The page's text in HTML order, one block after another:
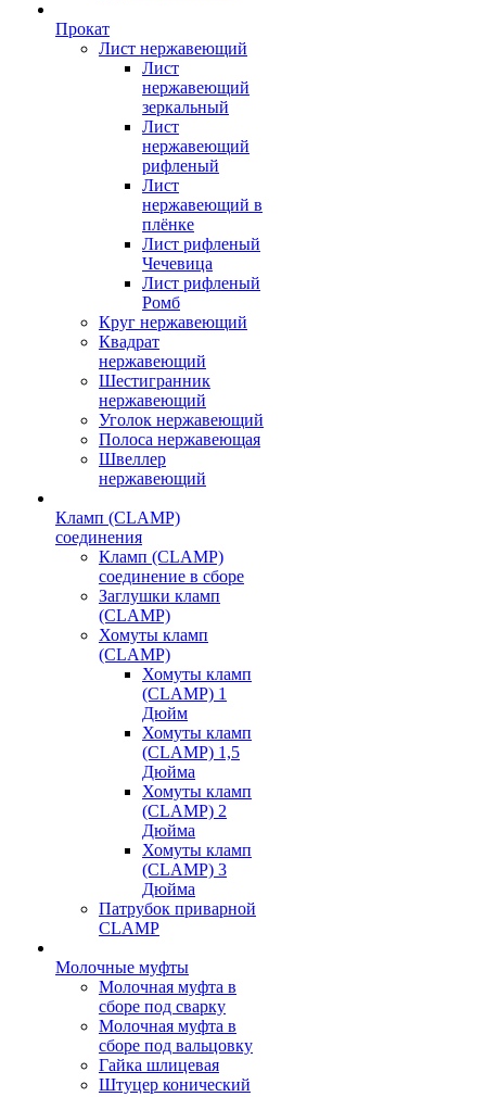
Прокат
Лист нержавеющий
Лист
нержавеющий
зеркальный
Лист
нержавеющий
рифленый
Лист
нержавеющий в
плёнке
Лист рифленый
Чечевица
Лист рифленый
Ромб
Круг нержавеющий
Квадрат
нержавеющий
Шестигранник
нержавеющий
Уголок нержавеющий
Полоса нержавеющая
Швеллер
нержавеющий
Кламп (CLAMP)
соединения
Кламп (CLAMP)
соединение в сборе
Заглушки кламп
(CLAMP)
Хомуты кламп
(CLAMP)
Хомуты кламп
(CLAMP) 1
Дюйм
Хомуты кламп
(CLAMP) 1,5
Дюйма
Хомуты кламп
(CLAMP) 2
Дюйма
Хомуты кламп
(CLAMP) 3
Дюйма
Патрубок приварной
CLAMP
Молочные муфты
Молочная муфта в
сборе под сварку
Молочная муфта в
сборе под вальцовку
Гайка шлицевая
Штуцер конический